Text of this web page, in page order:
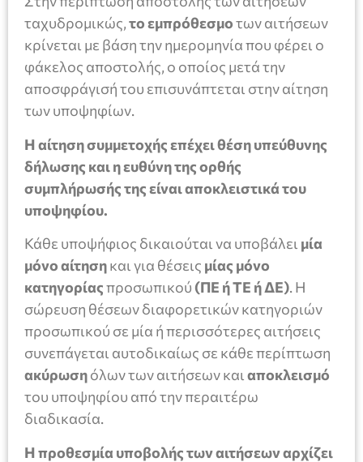
ταχυδρομικώς,το εμπρόθεσμοτων αιτήσεων
κρίνεται με βάση την ημερομηνία που φέρει ο
φάκελος αποστολής, ο οποίος μετά την
αποσφράγισή του επισυνάπτεται στην αίτηση
των υποψηφίων.
Η αίτηση συμμετοχής επέχει θέση υπεύθυνης
δήλωσης και η ευθύνη της ορθής
συμπλήρωσής της είναι αποκλειστικά του
υποψηφίου.
Κάθε υποψήφιος δικαιούται να υποβάλει μία
μόνο αίτησηκαι για θέσεις μίας μόνο
κατηγορίαςπροσωπικού (ΠΕ ή ΤΕ ή ΔΕ). Η
σώρευση θέσεων διαφορετικών κατηγοριών
προσωπικού σε μία ή περισσότερες αιτήσεις
συνεπάγεται αυτοδικαίως σε κάθε περίπτωση
ακύρωσηόλων των αιτήσεων και αποκλεισμό
του υποψηφίου από την περαιτέρω
διαδικασία.
Η προθεσμία υποβολής των αιτήσεων αρχίζει